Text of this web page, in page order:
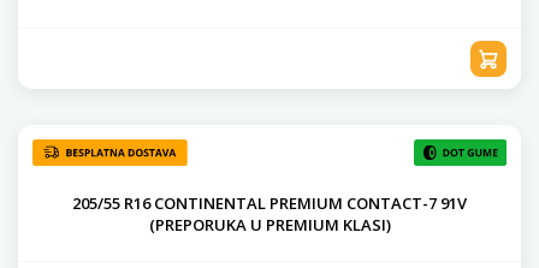
205/55 R16 CONTINENTAL PREMIUM CONTACT-7 91V
(PREPORUKA U PREMIUM KLASI)